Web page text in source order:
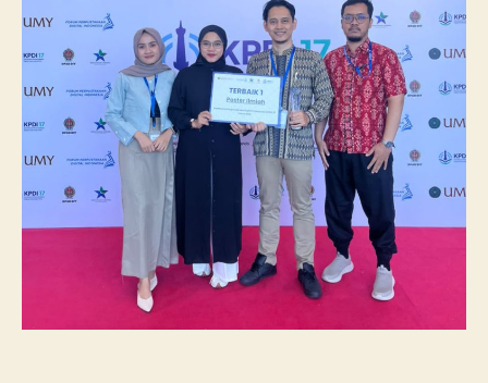
Lomba
Poster
Ilmiah
Nasional
di
KPDI
XVII